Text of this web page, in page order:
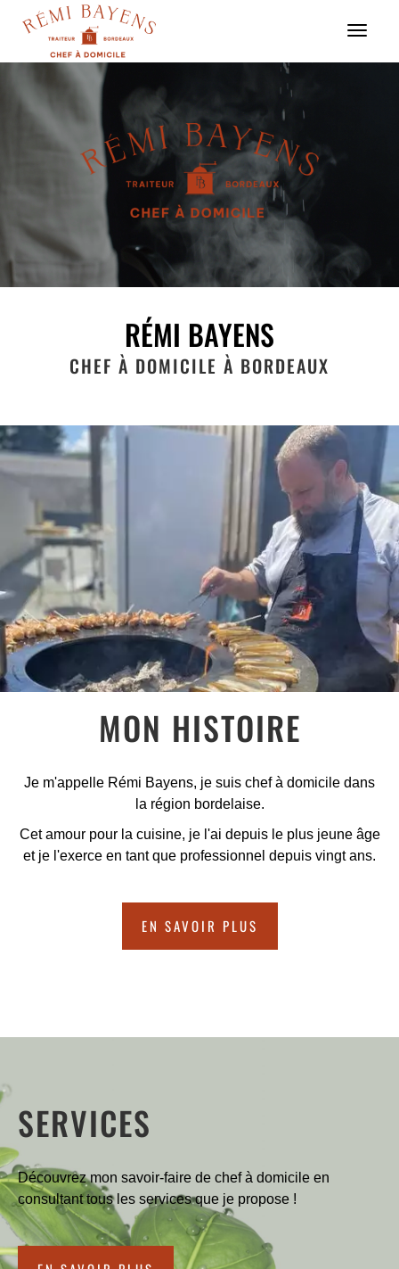
Menu
RÉMI BAYENS
CHEF À DOMICILE À BORDEAUX
MON HISTOIRE
Je m'appelle Rémi Bayens, je suis chef à domicile dans
la région bordelaise.
Cet amour pour la cuisine, je l'ai depuis le plus jeune âge
et je l'exerce en tant que professionnel depuis vingt ans.
EN SAVOIR PLUS
SERVICES
Découvrez mon savoir-faire de chef à domicile en
consultant tous les services que je propose !